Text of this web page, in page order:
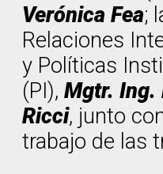
Verónica Fea;
Relaciones
y Políticas
(PI), Mgtr. Ing.
Ricci, junto
trabajo de las